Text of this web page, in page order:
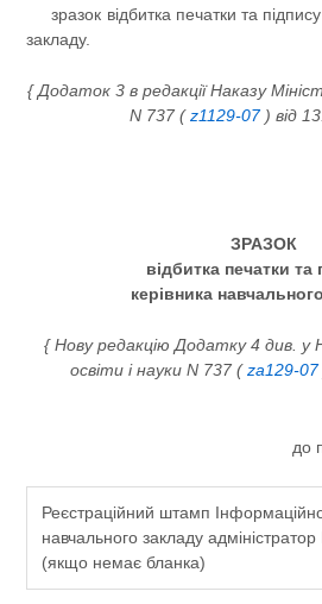
зразок відбитка печатки та
закладу.
{ Додаток 3 в редакції Наказу
N 737 (z1129-07) від
ЗРАЗОК
відбитка печатки та
керівника
{ Нову редакцію Додатку 4 див. у
освіти і науки N 737 (za129-07
до
Реєстраційний штамп
навчального закладу
(якщо немає бланка)